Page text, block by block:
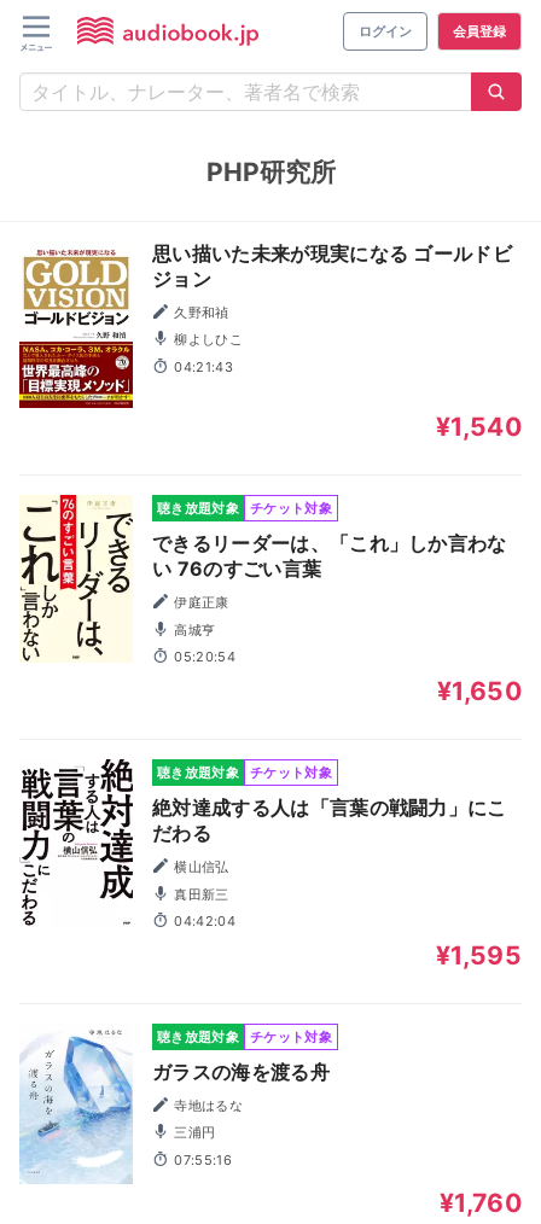
ログイン 会員登録
PHP研究所
思い描いた未来が現実になる ゴールドビ
ジョン
久野和禎
柳よしひこ
04:21:43
¥1,540
聴き放題対象 チケット対象
できるリーダーは、「これ」しか言わな
い 76のすごい言葉
伊庭正康
高城亨
05:20:54
¥1,650
聴き放題対象 チケット対象
絶対達成する人は「言葉の戦闘力」にこ
だわる
横山信弘
真田新三
04:42:04
¥1,595
聴き放題対象 チケット対象
ガラスの海を渡る舟
寺地はるな
三浦円
07:55:16
¥1,760